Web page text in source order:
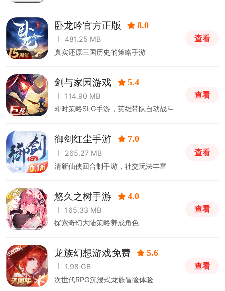
卧龙吟官方正版 8.0
481.25 MB
真实还原三国历史的策略手游
查看
剑与家园游戏 5.4
114.90 MB
即时策略SLG手游，英雄带队自动战斗
查看
御剑红尘手游 7.0
265.27 MB
清新仙侠回合制手游，社交玩法丰富
查看
悠久之树手游 4.0
165.33 MB
探索奇幻大陆策略养成角色
查看
龙族幻想游戏免费 5.6
1.98 GB
次世代RPG沉浸式龙族冒险体验
查看